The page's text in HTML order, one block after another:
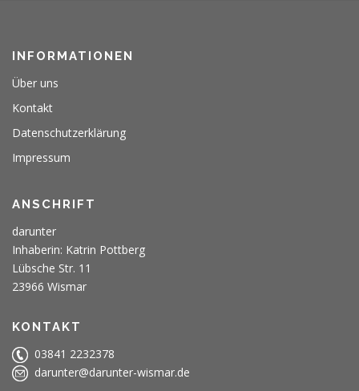
INFORMATIONEN
Über uns
Kontakt
Datenschutzerklärung
Impressum
ANSCHRIFT
darunter
Inhaberin: Katrin Pottberg
Lübsche Str. 11
23966 Wismar
KONTAKT
03841 2232378
darunter@darunter-wismar.de